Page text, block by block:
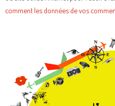
comment les données de vos